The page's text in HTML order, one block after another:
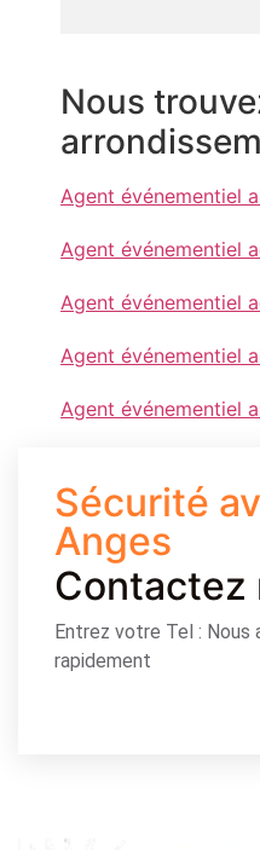
Nous
Agent événementiel
Agent événementiel
Agent événementiel
Agent événementiel
Agent événementiel
Sécurité
Anges
Contactez
Entrez votre Tel :
rapidement